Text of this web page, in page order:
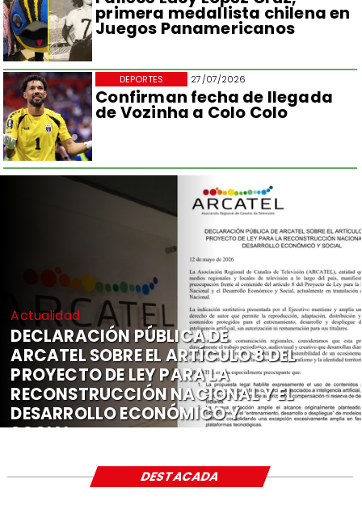
primera medallista chilena en
Juegos Panamericanos
27/07/2026
Confirman fecha de llegada
de Vozinha a Colo Colo
DEPORTES
Actualidad
DECLARACIÓN PÚBLICA DE
ARCATEL SOBRE EL ARTÍCULO 8 DEL
PROYECTO DE LEY PARA LA
RECONSTRUCCIÓN NACIONAL Y EL
DESARROLLO ECONÓMICO Y
SOCIAL
DESTACADA